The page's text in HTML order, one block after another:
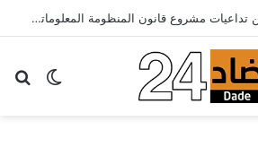
ائتلاف نقابي يحذر من تداعيات مشروع قانون المنظومة المعلوماتية الصحية ويدعو الحكومة إلى إعادة النظر فيه..
الوضع